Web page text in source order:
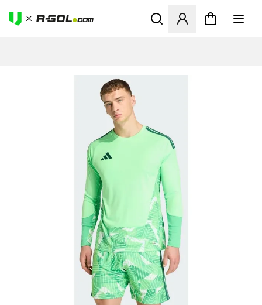
Ανοίγει ένα Modal για να